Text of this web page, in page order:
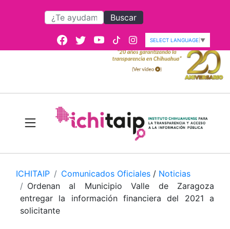
Buscar
SELECT LANGUAGE ▼
ICHITAIP Comunicados Oficiales / Noticias
Ordenan al Municipio Valle de Zaragoza
entregar la información financiera del 2021 a
solicitante